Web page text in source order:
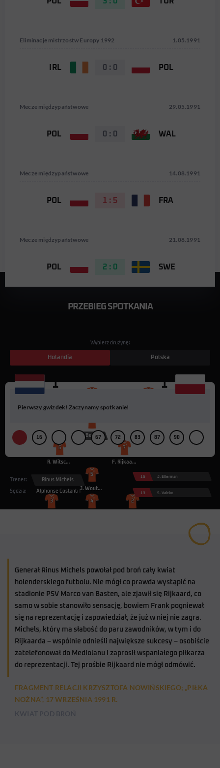
Eliminacje mistrzostw Europy 1992 1.05.1991
IRL 0 : 0 POL
Mecze międzypaństwowe 29.05.1991
POL 0 : 0 WAL
Mecze międzypaństwowe 14.08.1991
POL 1 : 5 FRA
Mecze międzypaństwowe 21.08.1991
POL 2 : 0 SWE
PRZEBIEG SPOTKANIA
Wybierz drużynę:
Holandia Polska
1 1
3 4 2
5
J. Wouters
6
R. Witschge
7
F. Rijkaard
D. Bergkamp
11
P. Huistra W. Kieft
Pierwszy gwizdek! Zaczynamy spotkanie!
16 67 72 83 87 90
Trener: Rinus Michels
Sędzia: Alphonse Costantin
15 J. Ellerman
13 S. Valckx
Generał Rinus Michels powołał pod broń cały kwiat
holenderskiego futbolu. Nie mógł co prawda wystąpić na
stadionie PSV Marco van Basten, ale zjawił się Rijkaard, co
samo w sobie stanowiło sensację, bowiem Frank pogniewał
się na reprezentację i zapowiedział, że już w niej nie zagra.
Michels, który ma słabość do paru zawodników, w tym i do
Rijkaarda – wspólnie odnieśli największe sukcesy – osobiście
zatelefonował do Mediolanu i zaprosił wspaniałego piłkarza
do reprezentacji. Tej prośbie Rijkaard nie mógł odmówić.
FRAGMENT RELACJI KRZYSZTOFA NOWIŃSKIEGO; „PIŁKA
NOŻNA”, 17 WRZEŚNIA 1991 R.